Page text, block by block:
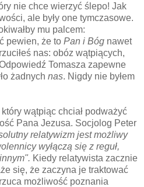
nie chce wierzyć ślepo! Jak
ale były one tymczasowe.
mu palcem:
pewien, że to Pan i Bóg nawet
nas: obóz wątpiących,
Tomasza zapewne
żadnych nas. Nigdy nie byłem
wątpiąc chciał podważyć
Pana Jezusa. Socjolog Peter
relatywizm jest możliwy
wyłączą się z reguł,
Kiedy relatywista zacznie
się, że zaczyna je traktować
możliwość poznania